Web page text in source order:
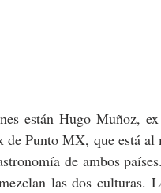
están Hugo Muñoz,
de Punto MX, que está
de ambos
las dos culturas.